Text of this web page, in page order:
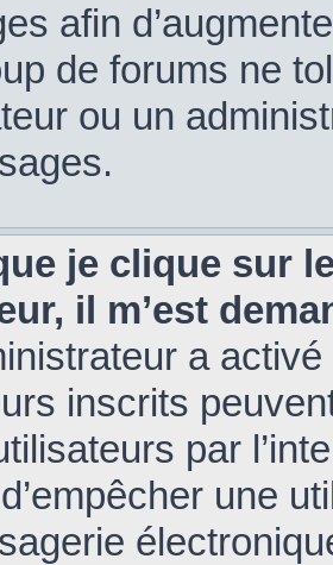
afin
de forums ne
ou un
je clique sur
il m’est
a
inscrits
par
une